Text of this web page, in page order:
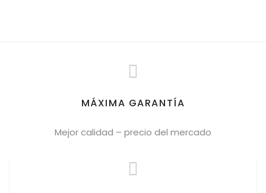
MÁXIMA GARANTÍA
Mejor calidad – precio del mercado